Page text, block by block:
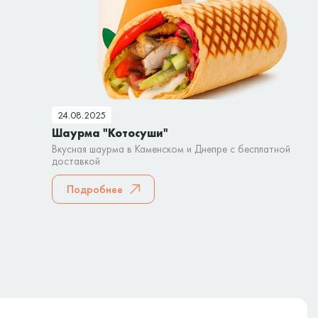
24.08.2025
Шаурма "Котосуши"
Вкусная шаурма в Каменском и Днепре с бесплатной
доставкой
Подробнее